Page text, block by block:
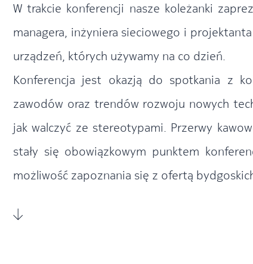
W trakcie konferencji nasze koleżanki
managera, inżyniera sieciowego i
urządzeń, których używamy na co dzień.
Konferencja jest okazją do spotkania z
zawodów oraz trendów rozwoju nowych
jak walczyć ze stereotypami. Przerwy
stały się obowiązkowym punktem
możliwość zapoznania się z ofertą